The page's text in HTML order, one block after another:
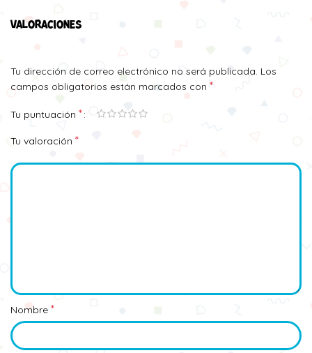
VALORACIONES
Tu dirección de correo electrónico no será publicada. Los
campos obligatorios están marcados con *
Tu puntuación *
Tu valoración *
Nombre *